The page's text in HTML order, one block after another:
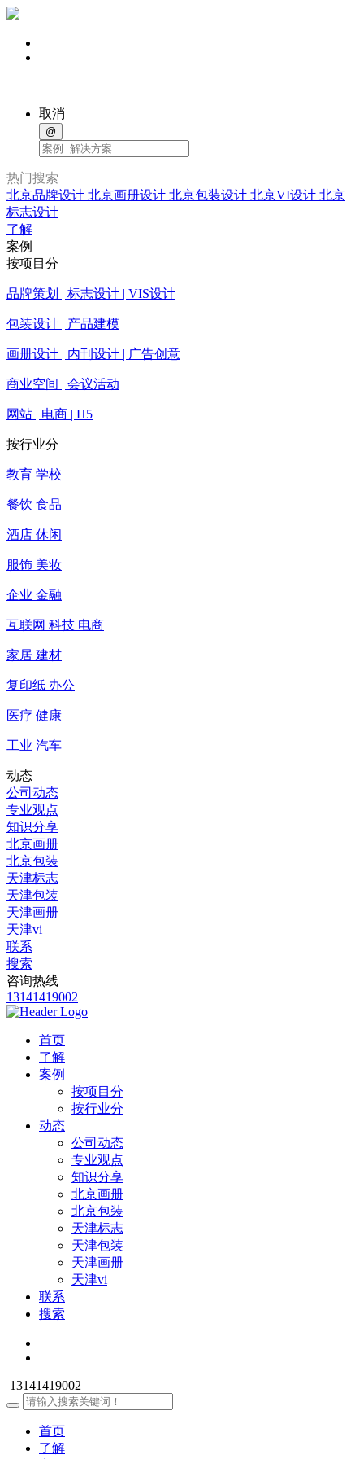
取消
@
热门搜索
北京品牌设计 北京画册设计 北京包装设计 北京VI设计 北京
标志设计
了解
案例
按项目分
品牌策划 | 标志设计 | VIS设计
包装设计 | 产品建模
画册设计 | 内刊设计 | 广告创意
商业空间 | 会议活动
网站 | 电商 | H5
按行业分
教育 学校
餐饮 食品
酒店 休闲
服饰 美妆
企业 金融
互联网 科技 电商
家居 建材
复印纸 办公
医疗 健康
工业 汽车
动态
公司动态
专业观点
知识分享
北京画册
北京包装
天津标志
天津包装
天津画册
天津vi
联系
搜索
咨询热线
13141419002
首页
了解
案例
按项目分
按行业分
动态
公司动态
专业观点
知识分享
北京画册
北京包装
天津标志
天津包装
天津画册
天津vi
联系
搜索
13141419002
首页
了解